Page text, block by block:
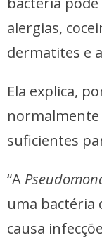
alergias,
dermatites e
Ela explica,
suficientes
“A
uma bactéria
causa